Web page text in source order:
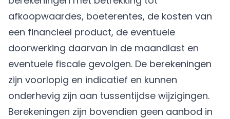
afkoopwaardes, boeterentes, de kosten van
een financieel product, de eventuele
doorwerking daarvan in de maandlast en
eventuele fiscale gevolgen. De berekeningen
zijn voorlopig en indicatief en kunnen
onderhevig zijn aan tussentijdse wijzigingen.
Berekeningen zijn bovendien geen aanbod in